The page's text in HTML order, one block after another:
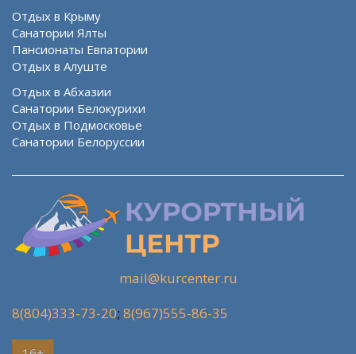
Отдых в Крыму
Санатории Ялты
Пансионаты Евпатории
Отдых в Алуште
Отдых в Абхазии
Санатории Белокурихи
Отдых в Подмосковье
Санатории Белоруссии
mail@kurcenter.ru
8(804)333-73-20; 8(967)555-86-35